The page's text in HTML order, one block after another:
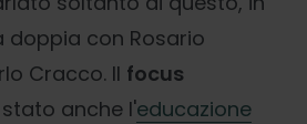
doppia con Rosario
Cracco. Il focus
anche l'educazione